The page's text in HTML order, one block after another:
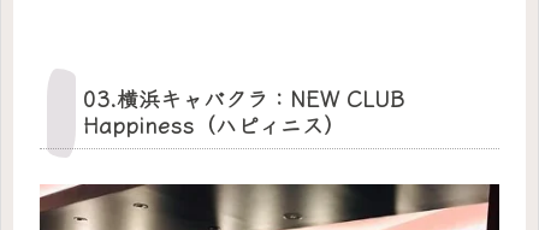
03.横浜キャバクラ：NEW CLUB
Happiness（ハピィニス）